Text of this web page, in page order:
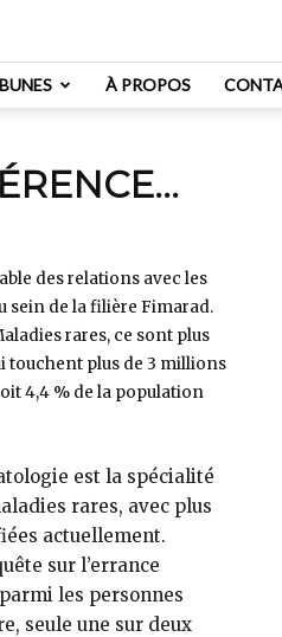
À PROPOS
des relations avec les
sein de la filière Fimarad.
rares, ce sont plus
touchent plus de 3 millions
4,4 % de la population
est la spécialité
rares, avec plus
actuellement.
sur l’errance
les personnes
seule une sur deux